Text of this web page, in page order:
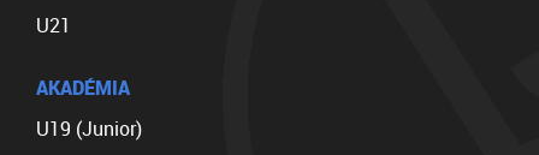
U21
AKADÉMIA
U19 (Junior)